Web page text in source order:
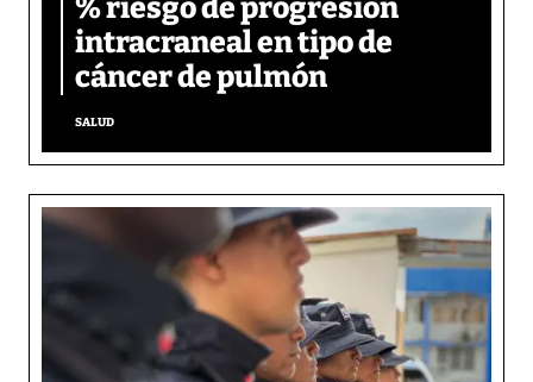
% riesgo de progresión
intracraneal en tipo de
cáncer de pulmón
SALUD